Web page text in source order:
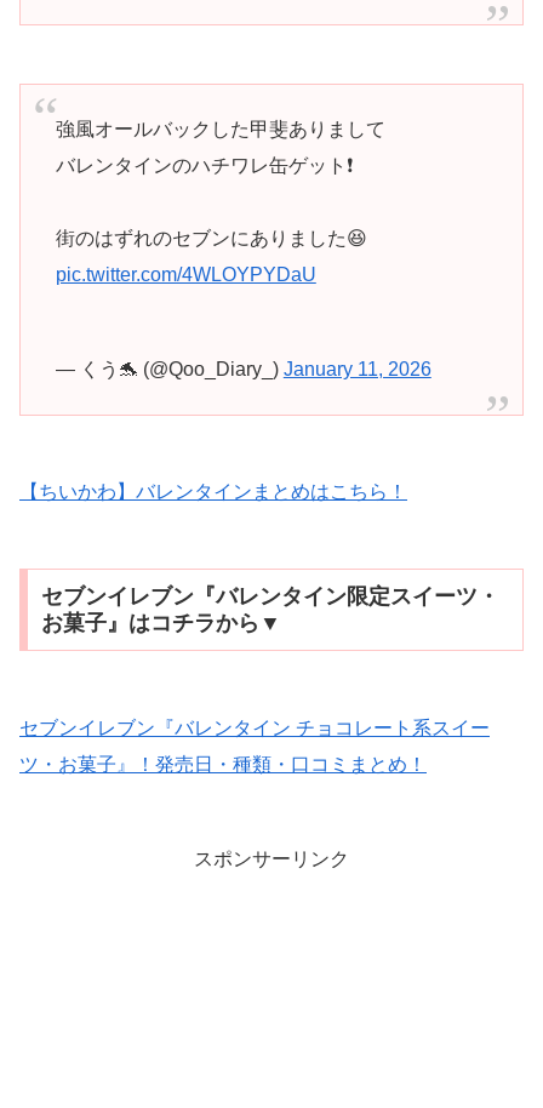
強風オールバックした甲斐ありまして
バレンタインのハチワレ缶ゲット❗️
街のはずれのセブンにありました😆
pic.twitter.com/4WLOYPYDaU
— くう🐬 (@Qoo_Diary_) January 11, 2026
【ちいかわ】バレンタインまとめはこちら！
セブンイレブン『バレンタイン限定スイーツ・
お菓子』はコチラから▼
セブンイレブン『バレンタイン チョコレート系スイー
ツ・お菓子』！発売日・種類・口コミまとめ！
スポンサーリンク